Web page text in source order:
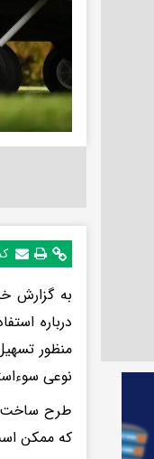
به گزارش
درباره
منظور
نوعی
طرح ساخت
که ممکن